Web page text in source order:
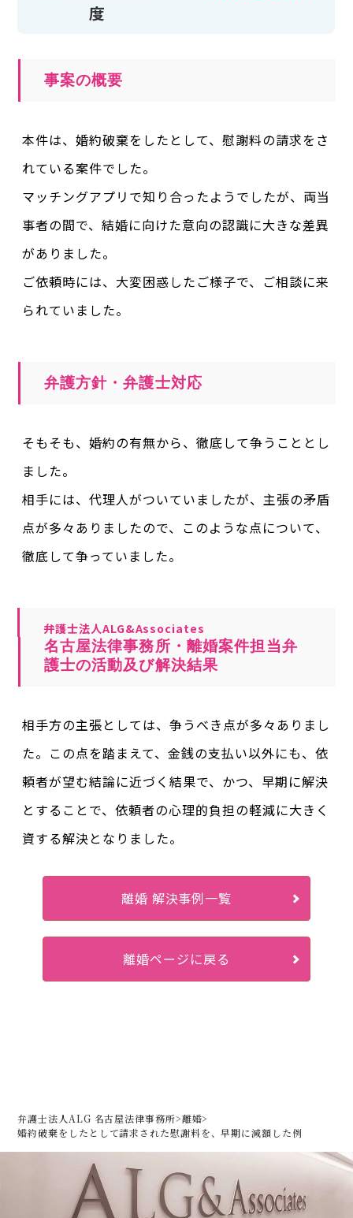
度
事案の概要
本件は、婚約破棄をしたとして、慰謝料の請求をさ
れている案件でした。
マッチングアプリで知り合ったようでしたが、両当
事者の間で、結婚に向けた意向の認識に大きな差異
がありました。
ご依頼時には、大変困惑したご様子で、ご相談に来
られていました。
弁護方針・弁護士対応
そもそも、婚約の有無から、徹底して争うこととし
ました。
相手には、代理人がついていましたが、主張の矛盾
点が多々ありましたので、このような点について、
徹底して争っていました。
弁護士法人ALG&Associates
名古屋法律事務所・離婚案件担当弁
護士の活動及び解決結果
相手方の主張としては、争うべき点が多々ありまし
た。この点を踏まえて、金銭の支払い以外にも、依
頼者が望む結論に近づく結果で、かつ、早期に解決
とすることで、依頼者の心理的負担の軽減に大きく
資する解決となりました。
離婚 解決事例一覧
離婚ページに戻る
弁護士法人ALG 名古屋法律事務所>離婚>
婚約破棄をしたとして請求された慰謝料を、早期に減額した例